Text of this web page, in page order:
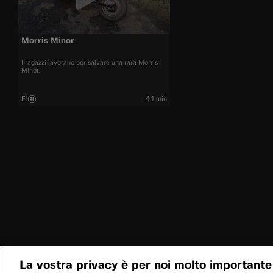
Morris Minor
I ragazzi lavorano per salvare una rara Morris
Minor.
E1 44 min
La vostra privacy è per noi molto importante